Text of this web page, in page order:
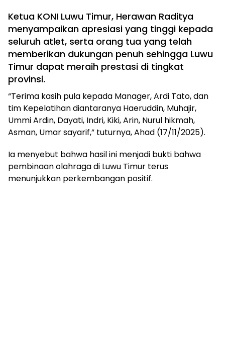
Ketua KONI Luwu Timur, Herawan Raditya
menyampaikan apresiasi yang tinggi kepada
seluruh atlet, serta orang tua yang telah
memberikan dukungan penuh sehingga Luwu
Timur dapat meraih prestasi di tingkat
provinsi.
“Terima kasih pula kepada Manager, Ardi Tato, dan
tim Kepelatihan diantaranya Haeruddin, Muhajir,
Ummi Ardin, Dayati, Indri, Kiki, Arin, Nurul hikmah,
Asman, Umar sayarif,” tuturnya, Ahad (17/11/2025).
Ia menyebut bahwa hasil ini menjadi bukti bahwa
pembinaan olahraga di Luwu Timur terus
menunjukkan perkembangan positif.